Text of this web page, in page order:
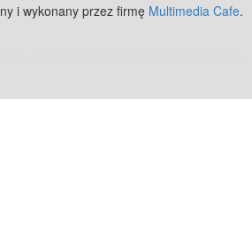
i wykonany przez firmę Multimedia Cafe.